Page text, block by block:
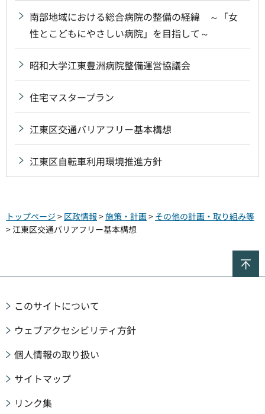
南部地域における総合病院の整備の経緯 ～「女
性とこどもにやさしい病院」を目指して～
昭和大学江東豊洲病院整備運営協議会
住宅マスタープラン
江東区交通バリアフリー基本構想
江東区自転車利用環境推進方針
トップページ > 区政情報 >施策・計画> その他の計画・取り組み等
> 江東区交通バリアフリー基本構想
このサイトについて
ウェブアクセシビリティ方針
個人情報の取り扱い
サイトマップ
リンク集